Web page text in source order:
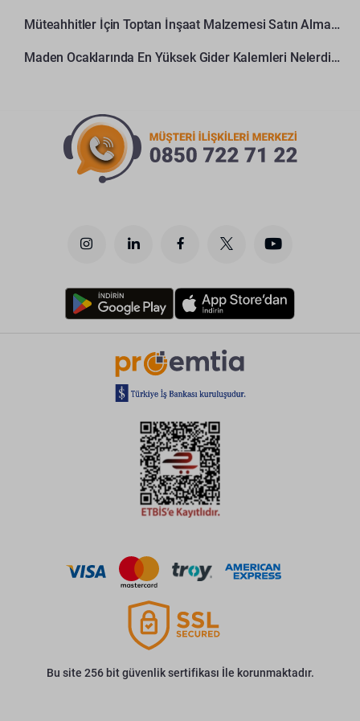
Müteahhitler İçin Toptan İnşaat Malzemesi Satın Alma Rehberi
Maden Ocaklarında En Yüksek Gider Kalemleri Nelerdir?
Bu site 256 bit güvenlik sertifikası İle korunmaktadır.